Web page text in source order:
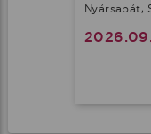
Nyársapát,